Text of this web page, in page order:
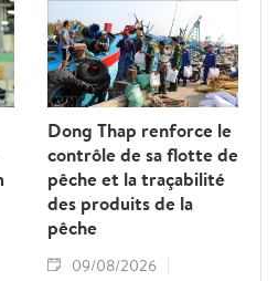
contribuant ainsi à
stratégique
le Vietnam et l’Inde.
Dong Thap renforce le
contrôle de sa flotte de
pêche et la traçabilité
des produits de la
pêche
09/08/2026